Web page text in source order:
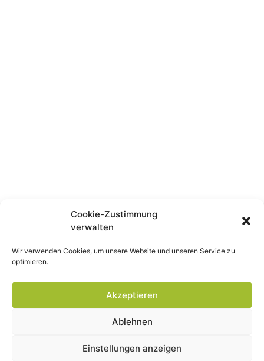
Cookie-Zustimmung
verwalten
Wir verwenden Cookies, um unsere Website und unseren Service zu
optimieren.
Akzeptieren
Ablehnen
Einstellungen anzeigen